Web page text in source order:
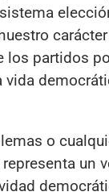
los partidos
o
un